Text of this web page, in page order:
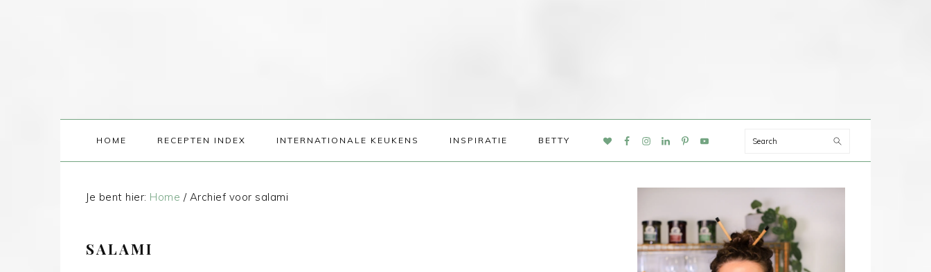
HOME RECEPTEN INDEX INTERNATIONALE KEUKENS INSPIRATIE BETTY
NAV
Search
Je bent hier: Home /Archief voor salami
SALAMI